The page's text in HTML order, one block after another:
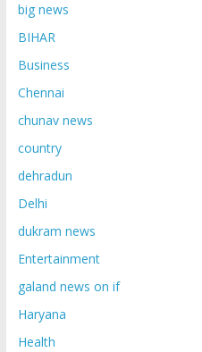
big news
BIHAR
Business
Chennai
chunav news
country
dehradun
Delhi
dukram news
Entertainment
galand news on if
Haryana
Health